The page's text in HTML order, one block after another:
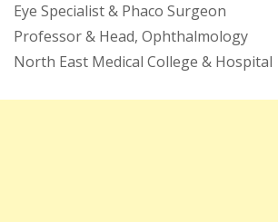
Eye Specialist & Phaco Surgeon
Professor & Head, Ophthalmology
North East Medical College & Hospital